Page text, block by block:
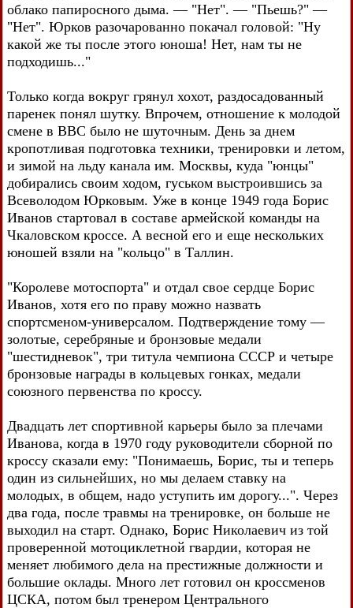
облако папиросного дыма. — "Нет". — "Пьешь?" —
"Нет". Юрков разочарованно покачал головой: "Ну
какой же ты после этого юноша! Нет, нам ты не
подходишь..."
Только когда вокруг грянул хохот, раздосадованный
паренек понял шутку. Впрочем, отношение к молодой
смене в ВВС было не шуточным. День за днем
кропотливая подготовка техники, тренировки и летом,
и зимой на льду канала им. Москвы, куда "юнцы"
добирались своим ходом, гуськом выстроившись за
Всеволодом Юрковым. Уже в конце 1949 года Борис
Иванов стартовал в составе армейской команды на
Чкаловском кроссе. А весной его и еще нескольких
юношей взяли на "кольцо" в Таллин.
"Королеве мотоспорта" и отдал свое сердце Борис
Иванов, хотя его по праву можно назвать
спортсменом-универсалом. Подтверждение тому —
золотые, серебряные и бронзовые медали
"шестидневок", три титула чемпиона СССР и четыре
бронзовые награды в кольцевых гонках, медали
союзного первенства по кроссу.
Двадцать лет спортивной карьеры было за плечами
Иванова, когда в 1970 году руководители сборной по
кроссу сказали ему: "Понимаешь, Борис, ты и теперь
один из сильнейших, но мы делаем ставку на
молодых, в общем, надо уступить им дорогу...". Через
два года, после травмы на тренировке, он больше не
выходил на старт. Однако, Борис Николаевич из той
проверенной мотоциклетной гвардии, которая не
меняет любимого дела на престижные должности и
большие оклады. Много лет готовил он кроссменов
ЦСКА, потом был тренером Центрального